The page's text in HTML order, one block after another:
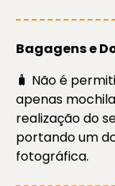
Bagagens e
🧳 Não é
apenas
realização do
portando um
fotográfica.